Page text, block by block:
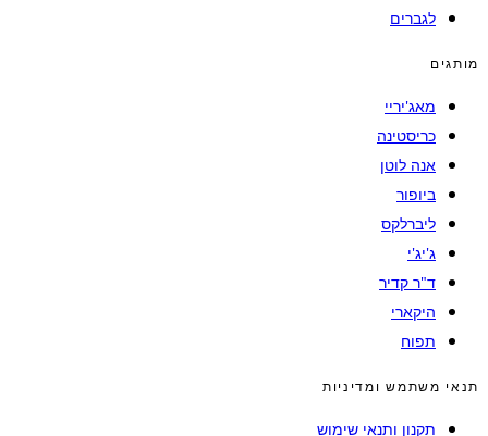
לגברים
מותגים
מאג'יריי
כריסטינה
אנה לוטן
ביופור
ליברלקס
ג'יג'י
ד"ר קדיר
היקארי
תפוח
תנאי משתמש ומדיניות
תקנון ותנאי שימוש